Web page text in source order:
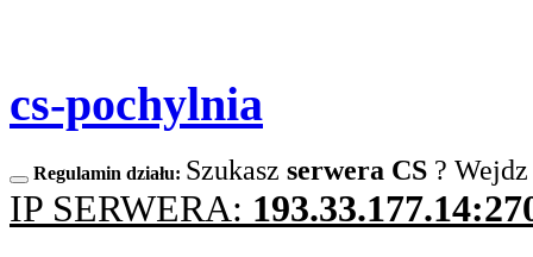
cs-pochylnia
Regulamin działu: Szukasz serwera CS ?
IP SERWERA: